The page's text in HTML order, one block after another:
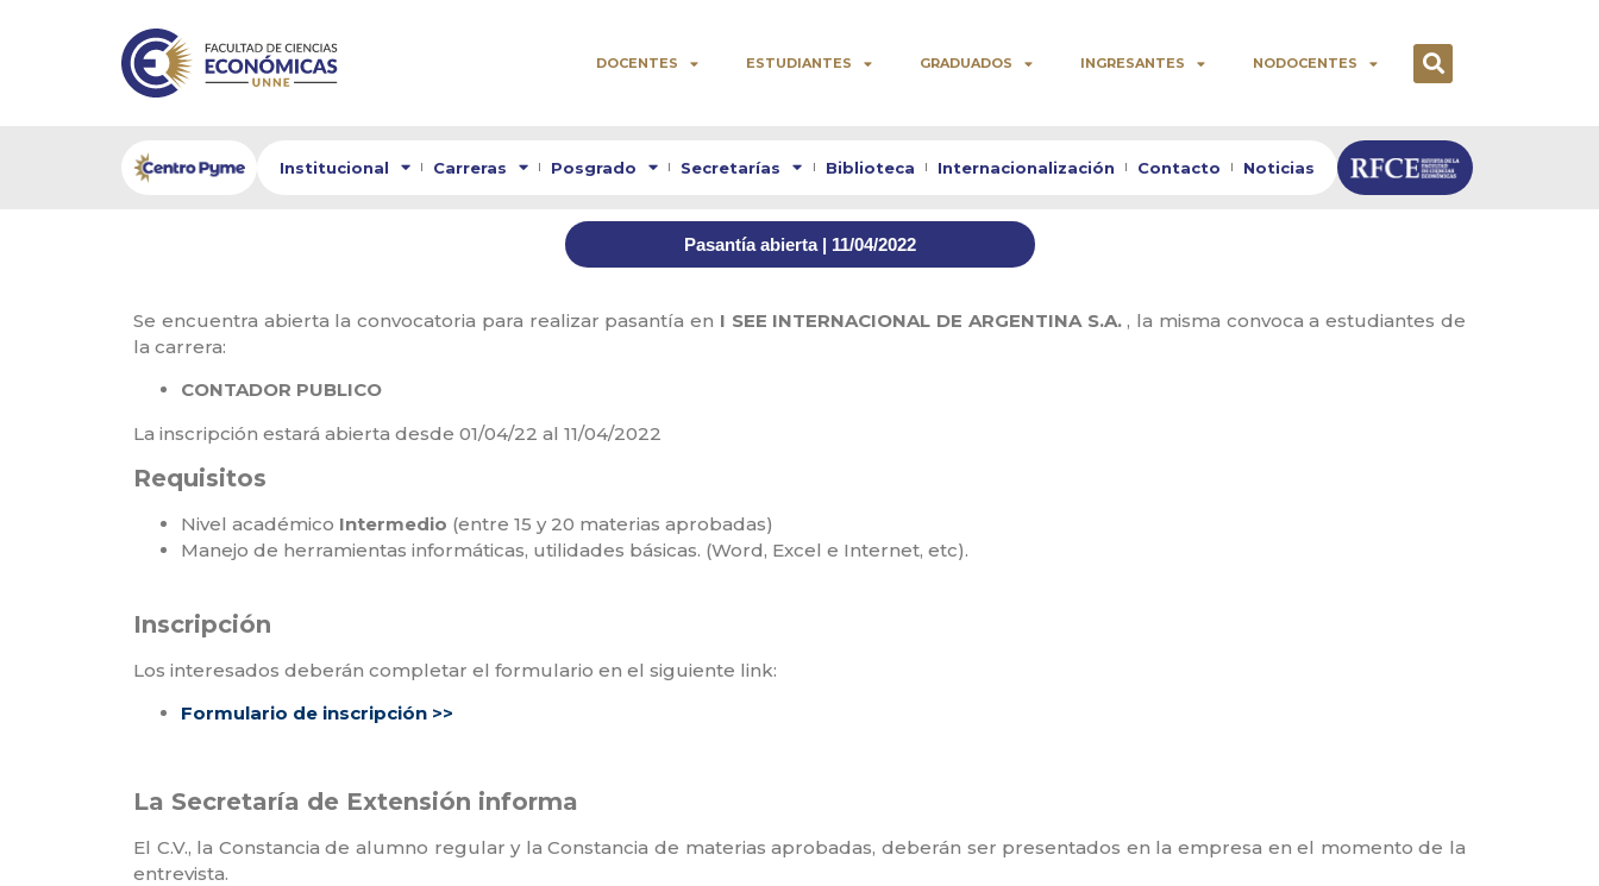
DOCENTES ESTUDIANTES GRADUADOS INGRESANTES NODOCENTES
Institucional Carreras Posgrado Secretarías Biblioteca Internacionalización Contacto Noticias
Pasantía abierta | 11/04/2022
Se encuentra abierta la convocatoria para realizar pasantía en I SEE INTERNACIONAL DE ARGENTINA S.A., la misma convoca a estudiantes de
la carrera:
CONTADOR PUBLICO
La inscripción estará abierta desde 01/04/22 al 11/04/2022
Requisitos
Nivel académico Intermedio (entre 15 y 20 materias aprobadas)
Manejo de herramientas informáticas, utilidades básicas. (Word, Excel e Internet, etc).
⁣Inscripción
Los interesados deberán completar el formulario en el siguiente link:⁣
Formulario de inscripción >>
La Secretaría de Extensión informa
El C.V., la Constancia de alumno regular y la Constancia de materias aprobadas, deberán ser presentados en la empresa en el momento de la
entrevista.